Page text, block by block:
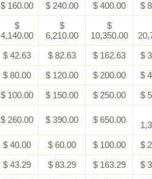
$ 160.00 $ 240.00 $ 400.00 $
$
4,140.00
$
6,210.00
$
10,350.00
$ 42.63 $ 82.63 $ 162.63
$
$ 80.00 $ 120.00 $ 200.00
$
$ 100.00 $ 150.00 $ 250.00 $
$ 260.00 $ 390.00 $ 650.00
$ 40.00 $ 60.00 $ 100.00
$
$ 43.29 $ 83.29 $ 163.29
$